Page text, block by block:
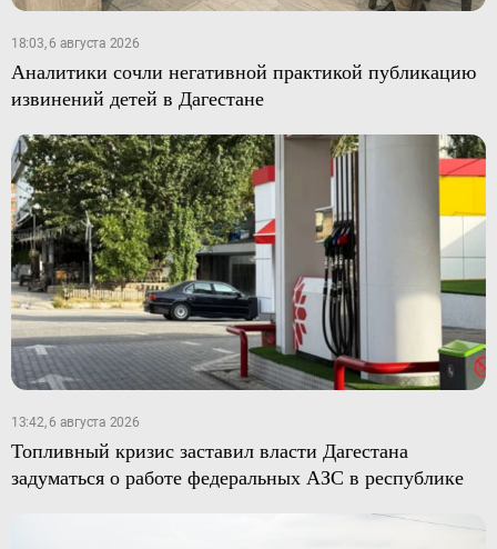
18:03, 6 августа 2026
Аналитики сочли негативной практикой публикацию
извинений детей в Дагестане
13:42, 6 августа 2026
Топливный кризис заставил власти Дагестана
задуматься о работе федеральных АЗС в республике